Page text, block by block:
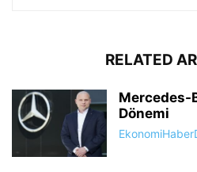
RELATED
Mercedes-
Dönemi